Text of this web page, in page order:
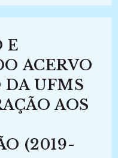
E
ACERVO
DA UFMS
AOS
(2019-